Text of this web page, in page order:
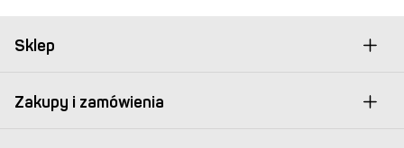
Sklep
Zakupy i zamówienia